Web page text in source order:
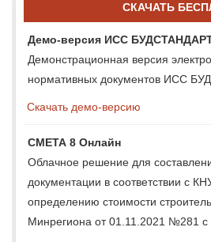
СКАЧАТЬ
Демо-версия ИСС
Демонстрационная версия
нормативных документов ИСС
Скачать демо-версию
СМЕТА 8 Онлайн
Облачное решение для
документации в соответствии с
определению стоимости
Минрегиона от 01.11.2021 №281 с